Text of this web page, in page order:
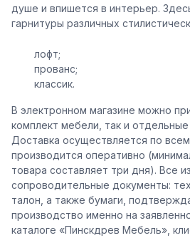
душе и впишется в интерьер.
гарнитуры различных
лофт;
прованс;
классик.
В электронном магазине можно
комплект мебели, так и
Доставка осуществляется по
производится оперативно
товара составляет три дня). Все
сопроводительные документы:
талон, а также бумаги,
производство именно на
каталоге «Пинскдрев Мебель»,